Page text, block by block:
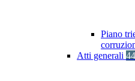
Piano
Atti generali 44